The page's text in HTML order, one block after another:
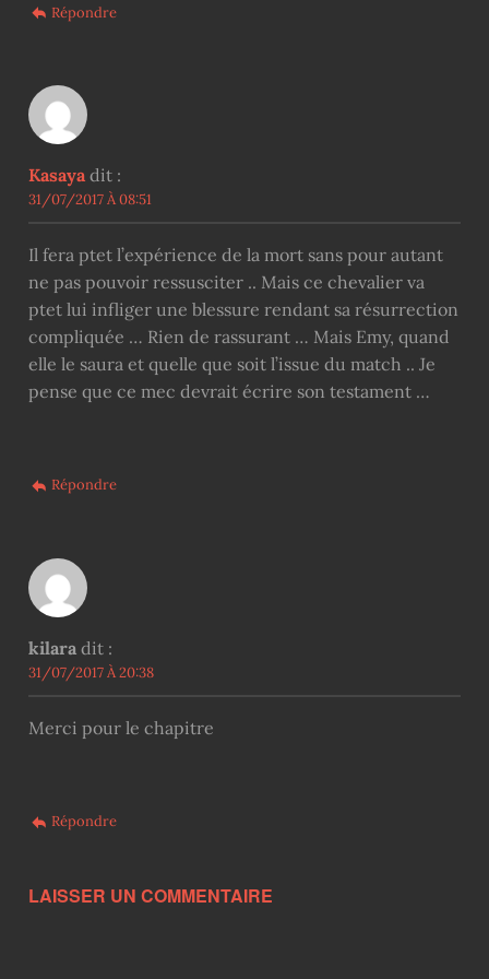
Répondre
Kasaya dit :
31/07/2017 À 08:51
Il fera ptet l’expérience de la mort sans pour autant
ne pas pouvoir ressusciter .. Mais ce chevalier va
ptet lui infliger une blessure rendant sa résurrection
compliquée … Rien de rassurant … Mais Emy, quand
elle le saura et quelle que soit l’issue du match .. Je
pense que ce mec devrait écrire son testament …
Répondre
kilara dit :
31/07/2017 À 20:38
Merci pour le chapitre
Répondre
LAISSER UN COMMENTAIRE